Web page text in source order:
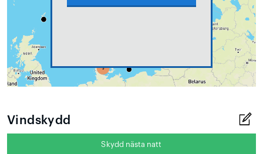
Vindskydd
Skydd nästa natt